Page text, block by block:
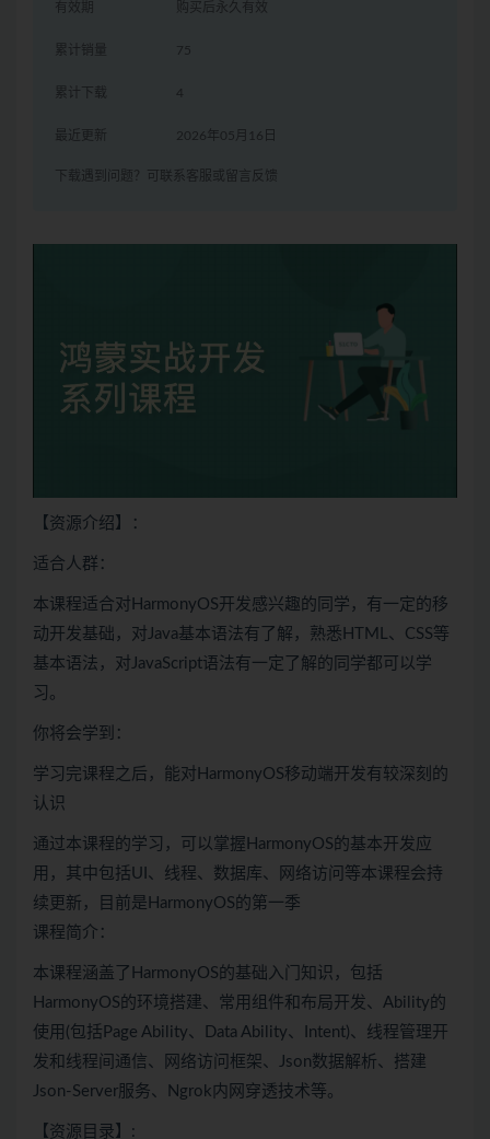
有效期 购买后永久有效
累计销量 75
累计下载 4
最近更新 2026年05月16日
下载遇到问题？可联系客服或留言反馈
【资源介绍】：
适合人群：
本课程适合对HarmonyOS开发感兴趣的同学，有一定的移
动开发基础，对Java基本语法有了解，熟悉 HTML、 CSS等
基本语法，对JavaScript语法有一定了解的同学都可以学
习。
你将会学到：
学习完课程之后，能对HarmonyOS移动端开发有较深刻的
认识
通过本课程的学习，可以掌握HarmonyOS的基本开发应
用，其中包括UI、线程、数据库、网络访问等本课程会持
续更新，目前是HarmonyOS的第一季
课程简介：
本课程涵盖了HarmonyOS的基础入门知识，包括
HarmonyOS的环境搭建、常用组件和布局开发、Ability的
使用(包括Page Ability、Data Ability、Intent)、线程管理开
发和线程间通信、网络访问框架、Json数据解析、搭建
Json-Server服务、Ngrok内网穿透技术等。
【资源目录】: